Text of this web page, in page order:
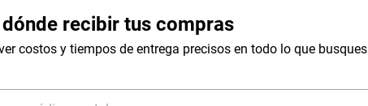
dónde recibir tus compras
costos y tiempos de entrega precisos en todo lo que busques
$19,999